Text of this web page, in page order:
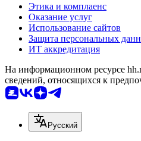
Этика и комплаенс
Оказание услуг
Использование сайтов
Защита персональных
ИТ аккредитация
На информационном ресурсе
сведений, относящихся к
Русский